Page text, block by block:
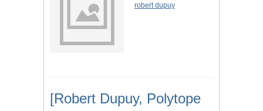
robert dupuy
[Robert Dupuy, Polytope